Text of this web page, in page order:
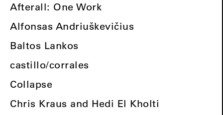
Afterall: One Work
Alfonsas Andriuškevičius
Baltos Lankos
castillo/corrales
Collapse
Chris Kraus and Hedi El Kholti